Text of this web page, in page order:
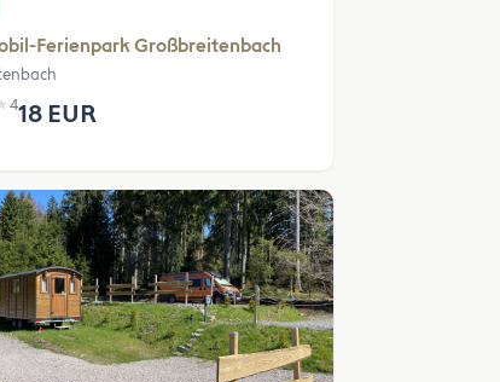
Ferienpark Großbreitenbach
418 EUR